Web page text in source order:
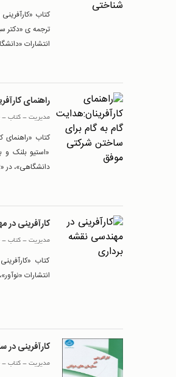
کتاب
ترجمه ی
انتشارات «دانشگاه تهران»، در «238»
راهنمای
مدیریت-کتاب-
کتاب «راهنمای
«استیو بلنک
دانشگاهی»، در «512» صفحه و در سال «1396» منتشر شده است.
کارآفرینی در
مدیریت-کتاب-
کتاب
انتشارات «نوآور»، در «160» صفحه و در سال
کارآفرینی در
مدیریت-کتاب-